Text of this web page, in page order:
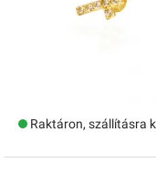
Raktáron, szállításra